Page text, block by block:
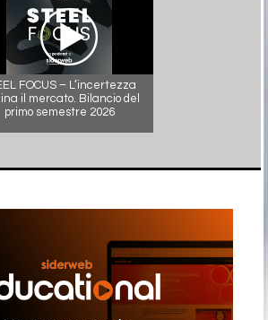
FOCUS – L’incertezza
il mercato. Bilancio del
primo semestre 2026